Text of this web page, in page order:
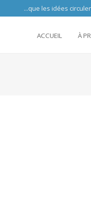
de l'un
ACCUEIL À